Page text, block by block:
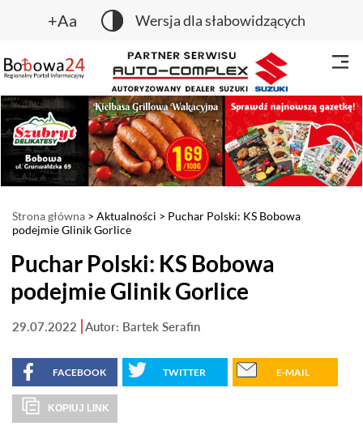
+Aa Wersja dla słabowidzących
Strona główna > Aktualności > Puchar Polski: KS Bobowa
podejmie Glinik Gorlice
Puchar Polski: KS Bobowa
podejmie Glinik Gorlice
29.07.2022 Autor: Bartek Serafin
FACEBOOK TWITTER E-MAIL
KOPIUJ LINK